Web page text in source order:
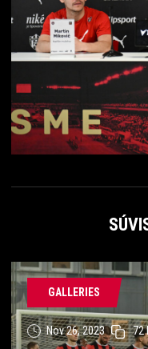
GALLERIES
Nov 26, 2023 72